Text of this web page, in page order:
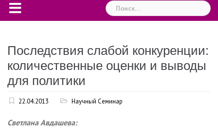
Найти:
Последствия слабой конкуренции:
количественные оценки и выводы
для политики
22.04.2013 Научный Семинар
Светлана Авдашева: